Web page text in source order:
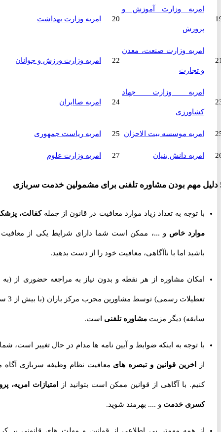
امریه وزارت آموزش و
پرورش
امریه وزارت بهداشت
امریه وزارت صنعت، معدن
و تجارت
امریه وزارت ورزش و جوانان
امریه وزارت جهاد
کشاورزی
امریه صاایران
امریه موسسه بیت الاحزان 25 امریه ریاست جمهوری
امریه دانش بنیان امریه وزارت علوم
با توجه به تعداد زیاد موارد معافیت در قانون از جملهکفالت، پزشکی،
موارد خاصو ...، ممکن است شما دارای شرایط یکی از معافیت ها
باشید اما با ناآگاهی، معافیت خود را از دست بدهید.
امکان مشاوره از هر نقطه و بدون نیاز به مراجعه حضوری از (به جز
تعطیلات رسمی) توسط مشاورین مجرب مرکز باران (با بیش از 3 سال
سابقه) دیگر مزیت مشاوره تلفنیاست.
با توجه به اینکه ضوابط و آیین نامه ها مدام در حال تغییر است، شما را
اخرین قوانین و تبصره هایمعافیت نظام وظیفه سربازی آگاه می
کنیم. با آگاهی از قوانین ممکن است بتوانید ازامتیازات امریه، پروژه
کسری خدمتو .... بهرمند شوید.
از همه مهمتر بی اطلاعی از قوانین و مهلت های قانونی پر کردن